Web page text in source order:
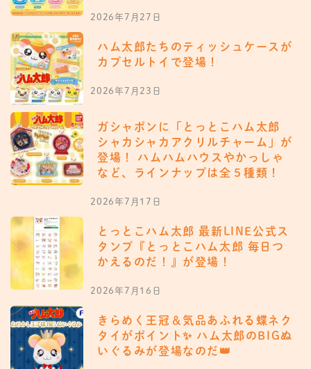
2026年7月27日
ハム太郎たちのティッシュケースが
カプセルトイで登場！
2026年7月23日
ガシャポンに「とっとこハム太郎
シャカシャカアクリルチャーム」が
登場！ ハムハムハウスやかっしゃ
など、ラインナップは全５種類！
2026年7月17日
とっとこハム太郎 最新LINE公式ス
タンプ『とっとこハム太郎 毎日つ
かえるのだ！』が登場！
2026年7月16日
きらめく王冠＆気品あふれる蝶ネク
タイがポイント✨ ハム太郎のBIGぬ
いぐるみが登場なのだ👑